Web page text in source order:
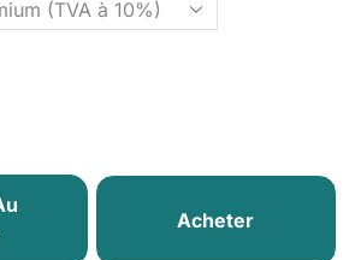
Acheter